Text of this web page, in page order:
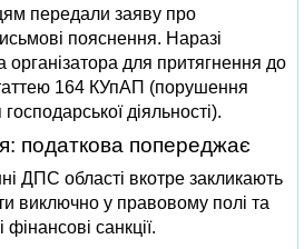
передали заяву про
пояснення. Наразі
організатора для притягнення до
164 КУпАП (порушення
діяльності).
податкова попереджає
ДПС області вкотре закликають
виключно у правовому полі та
санкції.